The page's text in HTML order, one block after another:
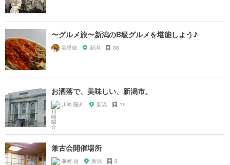
〜グルメ旅〜新潟のB級グルメを堪能しよう♪
谷里穂 新潟 38
お洒落で、美味しい、新潟市。
川崎 陽介 新潟 15
兼古会開催場所
兼崎 雄 新潟 3